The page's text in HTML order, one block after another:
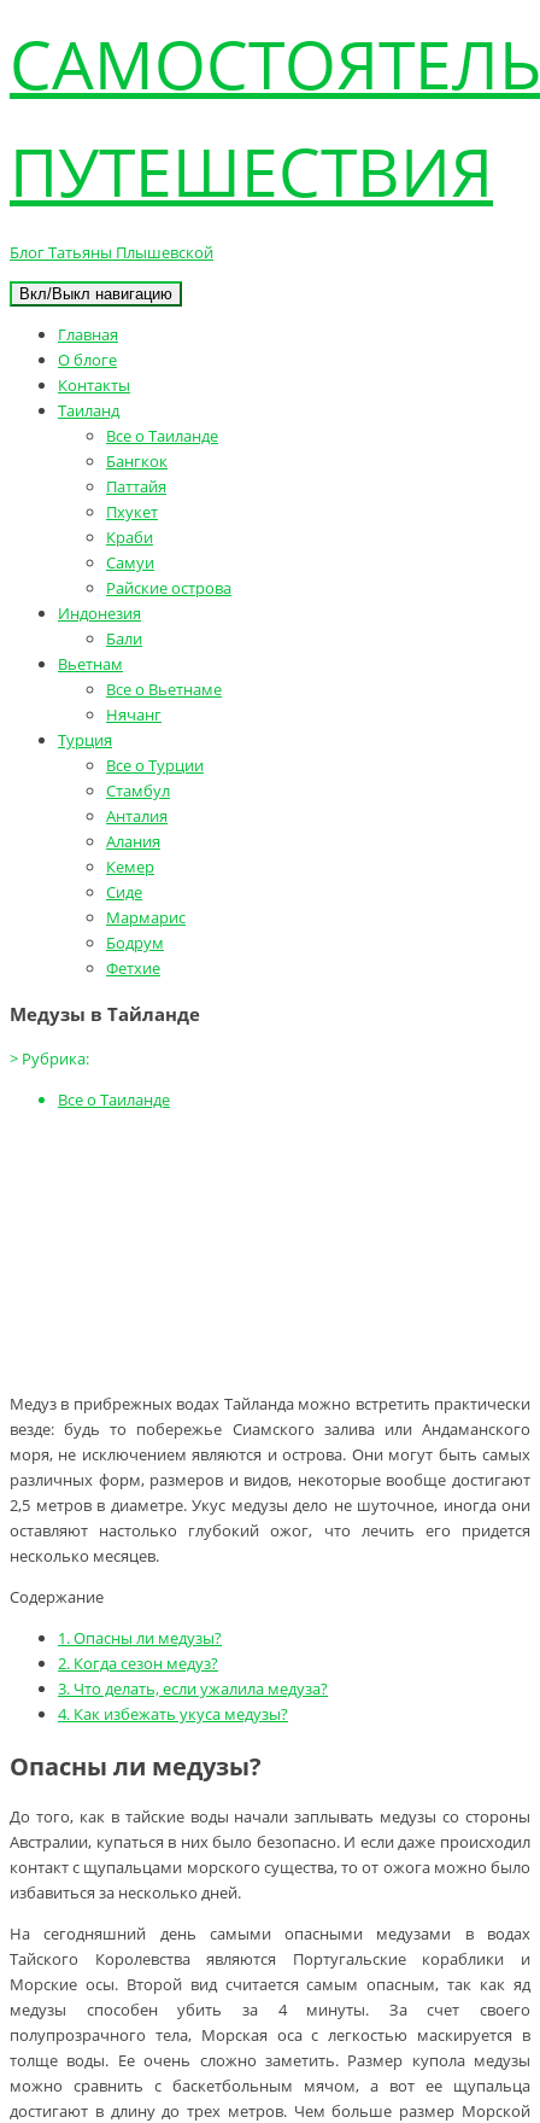
ПУТЕШЕСТВИЯ
Блог Татьяны Плышевской
Вкл/Выкл навигацию
Главная
О блоге
Контакты
Таиланд
Все о Таиланде
Бангкок
Паттайя
Пхукет
Краби
Самуи
Райские острова
Индонезия
Бали
Вьетнам
Все о Вьетнаме
Нячанг
Турция
Все о Турции
Стамбул
Анталия
Алания
Кемер
Сиде
Мармарис
Бодрум
Фетхие
Медузы в Тайланде
> Рубрика:
Все о Таиланде
Медуз в прибрежных водах Тайланда можно встретить практически
везде: будь то побережье Сиамского залива или Андаманского
моря, не исключением являются и острова. Они могут быть самых
различных форм, размеров и видов, некоторые вообще достигают
2,5 метров в диаметре. Укус медузы дело не шуточное, иногда они
оставляют настолько глубокий ожог, что лечить его придется
несколько месяцев.
Содержание
1.Опасны ли медузы?
2. Когда сезон медуз?
3. Что делать, если ужалила медуза?
4. Как избежать укуса медузы?
Опасны ли медузы?
До того, как в тайские воды начали заплывать медузы со стороны
Австралии, купаться в них было безопасно. И если даже происходил
контакт с щупальцами морского существа, то от ожога можно было
избавиться за несколько дней.
На сегодняшний день самыми опасными медузами в водах
Тайского Королевства являются Португальские кораблики и
Морские осы. Второй вид считается самым опасным, так как яд
медузы способен убить за 4 минуты. За счет своего
полупрозрачного тела, Морская оса с легкостью маскируется в
толще воды. Ее очень сложно заметить. Размер купола медузы
можно сравнить с баскетбольным мячом, а вот ее щупальца
достигают в длину до трех метров. Чем больше размер Морской